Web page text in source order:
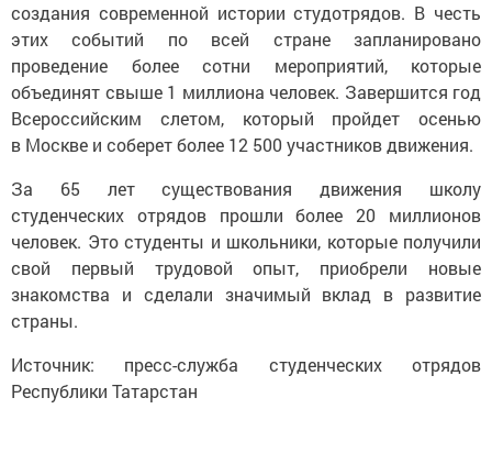
создания современной истории студотрядов. В честь
этих событий по всей стране запланировано
проведение более сотни мероприятий, которые
объединят свыше 1 миллиона человек. Завершится год
Всероссийским слетом, который пройдет осенью
в Москве и соберет более 12 500 участников движения.
За 65 лет существования движения школу
студенческих отрядов прошли более 20 миллионов
человек. Это студенты и школьники, которые получили
свой первый трудовой опыт, приобрели новые
знакомства и сделали значимый вклад в развитие
страны.
Источник: пресс-служба студенческих отрядов
Республики Татарстан